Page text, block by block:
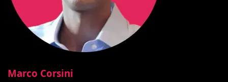
Marco Corsini